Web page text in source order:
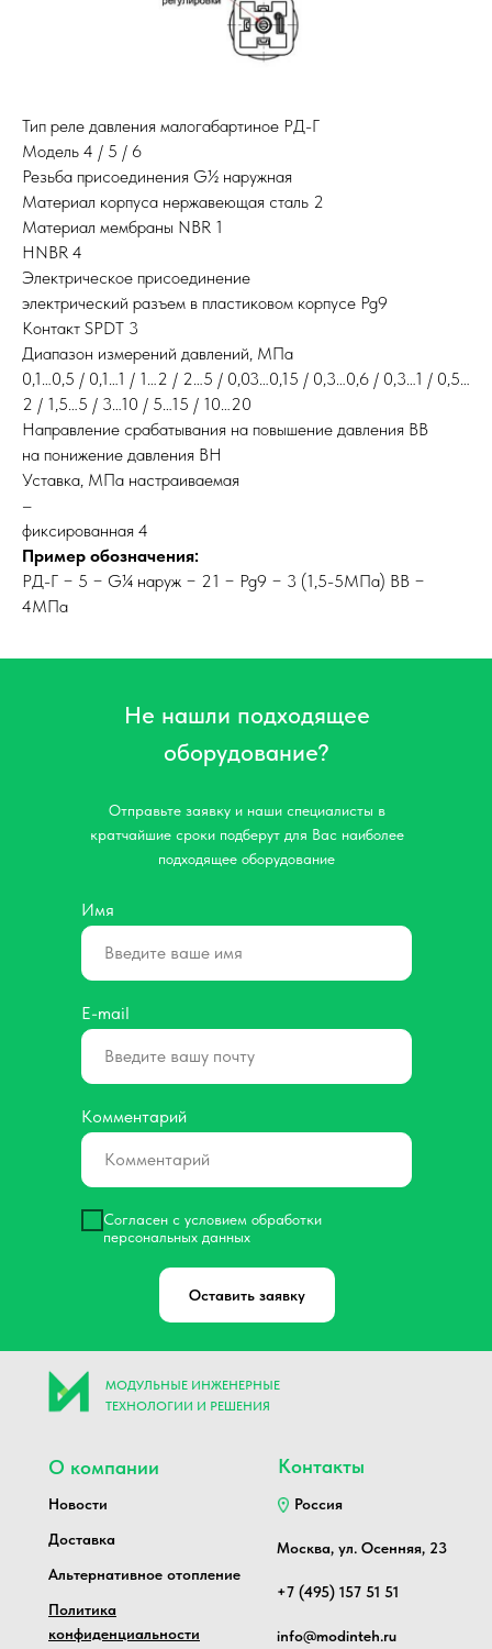
Тип реле давления малогабартиное РД-Г
Модель 4 / 5 / 6
Резьба присоединения G½ наружная
Материал корпуса нержавеющая сталь 2
Материал мембраны NBR 1
HNBR 4
Электрическое присоединение
электрический разъем в пластиковом корпусе Pg9
Контакт SPDT 3
Диапазон измерений давлений, МПа
0,1…0,5 / 0,1…1 / 1…2 / 2…5 / 0,03…0,15 / 0,3…0,6 / 0,3…1 / 0,5…
2 / 1,5…5 / 3…10 / 5…15 / 10…20
Направление срабатывания на повышение давления ВВ
на понижение давления ВН
Уставка, МПа настраиваемая
–
фиксированная 4
Пример обозначения:
РД-Г − 5 − G¼ наруж − 21 − Pg9 − 3 (1,5-5МПа) ВВ −
4МПа
Имя
E-mail
Комментарий
Согласен с условием обработки
персональных данных
Оставить заявку
Отправьте заявку и наши специалисты в
кратчайшие сроки подберут для Вас наиболее
подходящее оборудование
Не нашли подходящее
оборудование?
МОДУЛЬНЫЕ ИНЖЕНЕРНЫЕ
ТЕХНОЛОГИИ И РЕШЕНИЯ
Контакты
О компании
Новости Россия
+7 (495) 157 51 51
Москва, ул. Осенняя, 23
Политика
конфиденциальности
info@modinteh.ru
Альтернативное отопление
Доставка